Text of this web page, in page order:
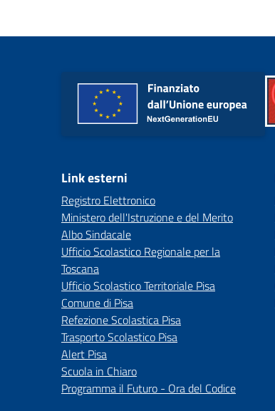
Link esterni
Registro Elettronico
Ministero dell'Istruzione e del Merito
Albo Sindacale
Ufficio Scolastico Regionale per la
Toscana
Ufficio Scolastico Territoriale Pisa
Comune di Pisa
Refezione Scolastica Pisa
Trasporto Scolastico Pisa
Alert Pisa
Scuola in Chiaro
Programma il Futuro - Ora del Codice